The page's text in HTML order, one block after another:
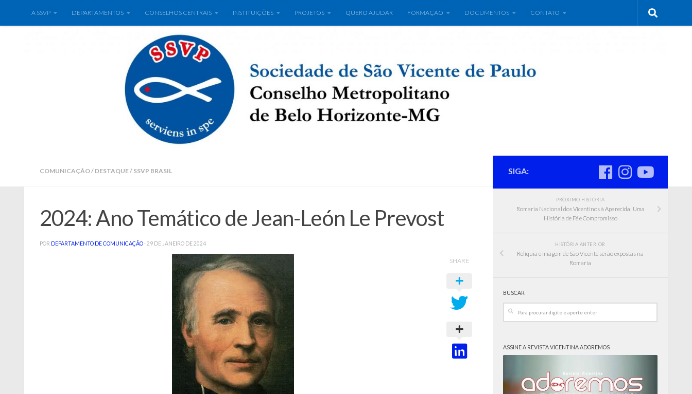
A SSVP DEPARTAMENTOS CONSELHOS CENTRAIS INSTITUIÇÕES PROJETOS QUERO AJUDAR FORMAÇÃO DOCUMENTOS CONTATO
COMUNICAÇÃO/ DESTAQUE/ SSVP BRASIL
2024: Ano Temático de Jean-León Le Prevost
POR DEPARTAMENTO DE COMUNICAÇÃO · 29 DE JANEIRO DE 2024
SHARE
SIGA:
PRÓXIMO HISTÓRIA
Romaria Nacional dos Vicentinos à Aparecida: Uma
História de Fé e Compromisso
HISTÓRIA ANTERIOR
Relíquia e imagem de São Vicente serão expostas na
Romaria
BUSCAR
ASSINE A REVISTA VICENTINA ADOREMOS